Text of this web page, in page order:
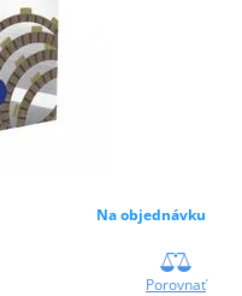
Na objednávku
Porovnať